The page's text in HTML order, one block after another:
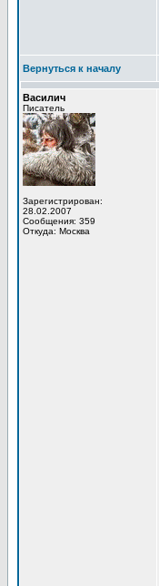
Вернуться к началу
Василич
Писатель
Зарегистрирован:
28.02.2007
Сообщения: 359
Откуда: Москва